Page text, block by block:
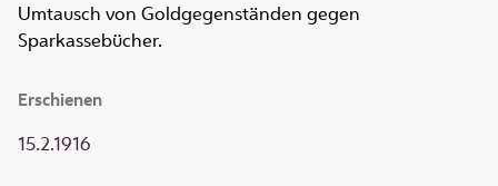
Umtausch von Goldgegenständen gegen
Sparkassebücher.
Erschienen
15.2.1916